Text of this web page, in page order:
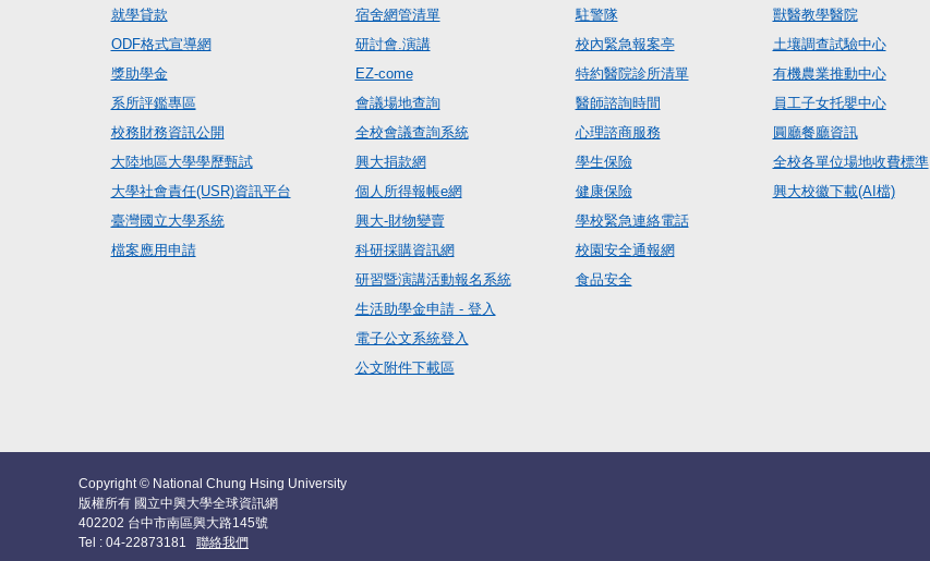
就學貸款
ODF格式宣導網
獎助學金
系所評鑑專區
校務財務資訊公開
大陸地區大學學歷甄試
大學社會責任(USR)資訊平台
臺灣國立大學系統
檔案應用申請
宿舍網管清單
研討會.演講
EZ-come
會議場地查詢
全校會議查詢系統
興大捐款網
個人所得報帳e網
興大-財物變賣
科研採購資訊網
研習暨演講活動報名系統
生活助學金申請 - 登入
電子公文系統登入
公文附件下載區
駐警隊
校內緊急報案亭
特約醫院診所清單
醫師諮詢時間
心理諮商服務
學生保險
健康保險
學校緊急連絡電話
校園安全通報網
食品安全
獸醫教學醫院
土壤調查試驗中心
有機農業推動中心
員工子女托嬰中心
圓廳餐廳資訊
全校各單位場地收費標準
興大校徽下載(AI檔)
Copyright © National Chung Hsing University
版權所有 國立中興大學全球資訊網
402202 台中市南區興大路145號
Tel : 04-22873181 聯絡我們